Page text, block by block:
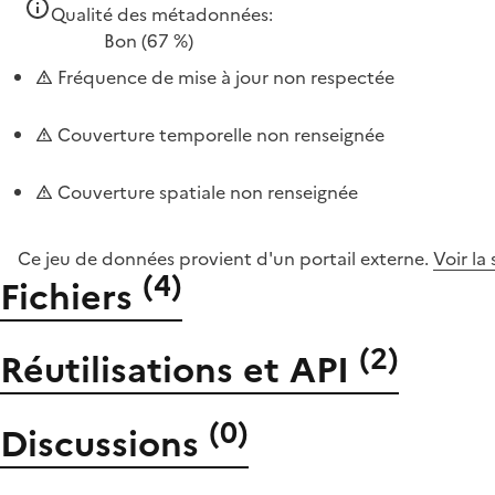
Qualité des métadonnées:
Bon (67 %)
Fréquence de mise à jour non respectée
Couverture temporelle non renseignée
Couverture spatiale non renseignée
Ce jeu de données provient d'un portail externe. Voir la
Fichiers (4)
Réutilisations et API (2)
Discussions (0)